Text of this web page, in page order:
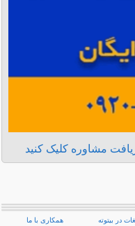
مشاوره کلیک کنید
در بیتوته همکاری با ما